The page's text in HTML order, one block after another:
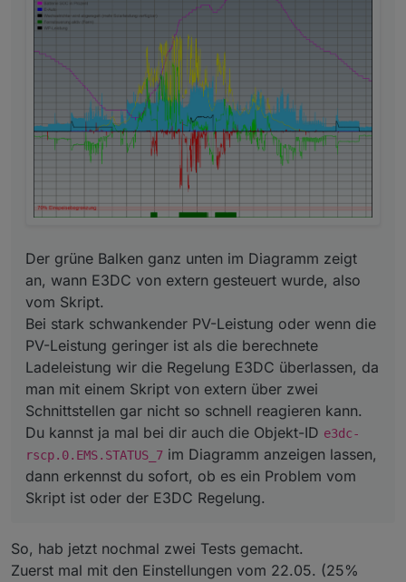
Der grüne Balken ganz unten im Diagramm zeigt
an, wann E3DC von extern gesteuert wurde, also
vom Skript.
Bei stark schwankender PV-Leistung oder wenn die
PV-Leistung geringer ist als die berechnete
Ladeleistung wir die Regelung E3DC überlassen, da
man mit einem Skript von extern über zwei
Schnittstellen gar nicht so schnell reagieren kann.
Du kannst ja mal bei dir auch die Objekt-ID e3dc-
rscp.0.EMS.STATUS_7 im Diagramm anzeigen lassen,
dann erkennst du sofort, ob es ein Problem vom
Skript ist oder der E3DC Regelung.
So, hab jetzt nochmal zwei Tests gemacht.
Zuerst mal mit den Einstellungen vom 22.05. (25%